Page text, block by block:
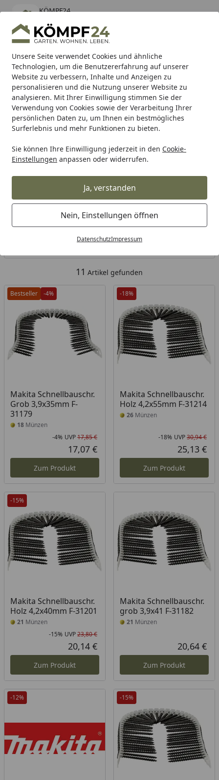
Unsere Seite verwendet Cookies und ähnliche
Technologien, um die Benutzererfahrung auf unserer
Website zu verbessern, Inhalte und Anzeigen zu
personalisieren und die Nutzung unserer Website zu
analysieren. Mit Ihrer Einwilligung stimmen Sie der
Verwendung von Cookies sowie der Verarbeitung Ihrer
persönlichen Daten zu, um Ihnen ein bestmögliches
Surferlebnis und mehr Funktionen zu bieten.
Sie können Ihre Einwilligung jederzeit in den Cookie-
Einstellungen anpassen oder widerrufen.
Ja, verstanden
Nein, Einstellungen öffnen
DatenschutzImpressum
KÖMPF24
kostenlos - Im App Store
Hotline
Alle Produkte
Mein Konto
Suchen
Karibu Pools inkl. gratis Sandfilteranlage & Pool-
Starterset (Gesamtwert bis 468,99€)
Startseite
Makita Zubehör für Maschinen Für Bohrer & Befestigen
Makita Magazinschrauben
Ihre Artikelübersicht
Kategorien
11 Artikel gefunden
Bestseller -4%
Makita Schnellbauschr.
Grob 3,9x35mm F-
31179
18 Münzen
Rabatt in Prozent
-4%
Ursprünglicher Preis
UVP17,85 €
Aktueller Preis
17,07 €
Zum Produkt
-18%
Makita Schnellbauschr.
Holz 4,2x55mm F-31214
26Münzen
-18% UVP30,94 €
25,13 €
Zum Produkt
-15%
Makita Schnellbauschr.
Holz 4,2x40mm F-31201
21 Münzen
Rabatt in Prozent
-15%
Ursprünglicher Preis
UVP23,80 €
Aktueller Preis
20,14 €
Zum Produkt
Makita Schnellbauschr.
grob 3,9x41 F-31182
21 Münzen
20,64 €
Zum Produkt
-12% -15%